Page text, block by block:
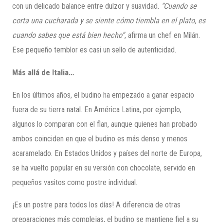
con un delicado balance entre dulzor y suavidad. “Cuando se
corta una cucharada y se siente cómo tiembla en el plato, es
cuando sabes que está bien hecho”, afirma un chef en Milán.
Ese pequeño temblor es casi un sello de autenticidad.
Más allá de Italia…
En los últimos años, el budino ha empezado a ganar espacio
fuera de su tierra natal. En América Latina, por ejemplo,
algunos lo comparan con el flan, aunque quienes han probado
ambos coinciden en que el budino es más denso y menos
acaramelado. En Estados Unidos y países del norte de Europa,
se ha vuelto popular en su versión con chocolate, servido en
pequeños vasitos como postre individual.
¡Es un postre para todos los días! A diferencia de otras
preparaciones más complejas, el budino se mantiene fiel a su